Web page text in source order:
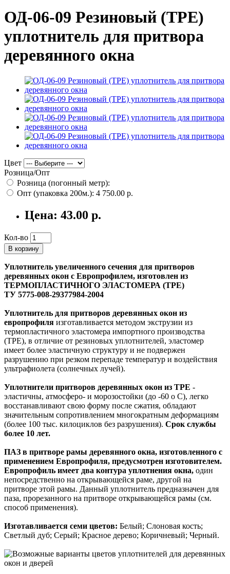
ОД-06-09 Резиновый (TPE)
уплотнитель для притвора
деревянного окна
Цвет
Розница/Опт
Розница (погонный метр):
Опт (упаковка 200м.): 4 750.00 р.
Цена: 43.00 р.
Кол-во
В корзину
Уплотнитель увеличенного сечения для притворов
деревянных окон с Европрофилем, изготовлен из
ТЕРМОПЛАСТИЧНОГО ЭЛАСТОМЕРА (ТРЕ)
ТУ 5775-008-29377984-2004
Уплотнитель для притворов деревянных окон из
европрофиля изготавливается методом экструзии из
термопластичного эластомера импортного производства
(TPE), в отличие от резиновых уплотнителей, эластомер
имеет более эластичную структуру и не подвержен
разрушению при резком перепаде температур и воздействия
ультрафиолета (солнечных лучей).
Уплотнители притворов деревянных окон из TPE -
эластичны, атмосферо- и морозостойки (до -60 о С), легко
восстанавливают свою форму после сжатия, обладают
значительным сопротивлением многократным деформациям
(более 100 тыс. килоциклов без разрушения). Срок службы
более 10 лет.
ПАЗ в притворе рамы деревянного окна, изготовленного с
применением Европрофиля, предусмотрен изготовителем.
Европрофиль имеет два контура уплотнения окна, один
непосредственно на открывающейся раме, другой на
притворе этой рамы. Данный уплотнитель предназначен для
паза, прорезанного на притворе открывающейся рамы (см.
способ применения).
Изготавливается семи цветов: Белый; Слоновая кость;
Светлый дуб; Серый; Красное дерево; Коричневый; Черный.